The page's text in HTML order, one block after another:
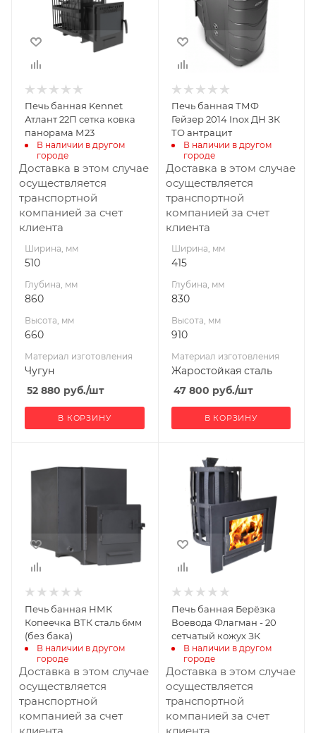
Высота, мм
660
Материал
Чугун
Вид топлива
Дрова
Диаметр дымохода,
мм
115
Длина дров, мм
400
120
Печь банная Kennet
Атлант 22П сетка ковка
панорама М23
В наличии в другом
городе
Доставка в этом случае
осуществляется
транспортной
компанией за счет
клиента
Ширина, мм
510
Глубина, мм
860
Высота, мм
660
Материал изготовления
Чугун
52 880 руб./шт
В КОРЗИНУ
Высота, мм
910
Материал
Жаростойкая
сталь
Вид топлива
Дрова
Диаметр дымохода,
мм
115
Длина дров, мм
500
Масса камней, кг
63
Гарантия, мес.
12
Печь банная ТМФ
Гейзер 2014 Inox ДН ЗК
ТО антрацит
В наличии в другом
городе
Доставка в этом случае
осуществляется
транспортной
компанией за счет
клиента
Ширина, мм
415
Глубина, мм
830
Высота, мм
910
Материал изготовления
Жаростойкая сталь
47 800 руб./шт
В КОРЗИНУ
325
591
Материал
Сталь
Вид топлива
Дрова
Диаметр дымохода,
мм
115
Длина дров, мм
430
Печь банная НМК
Копеечка ВТК сталь 6мм
(без бака)
В наличии в другом
городе
Доставка в этом случае
осуществляется
транспортной
компанией за счет
клиента
Ширина, мм
Глубина, мм
Высота, мм
880
Материал
Чугун
Вид топлива
Дрова
Диаметр дымохода,
мм
115
Длина дров, мм
500
Печь банная Берёзка
Воевода Флагман - 20
сетчатый кожух ЗК
В наличии в другом
городе
Доставка в этом случае
осуществляется
транспортной
компанией за счет
клиента